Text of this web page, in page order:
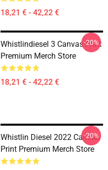
18,21 € - 42,22 €
Whistlindiesel 3 Canvas Print
Premium Merch Store
18,21 € - 42,22 €
-20%
Whistlin Diesel 2022 Canvas
Print Premium Merch Store
-20%